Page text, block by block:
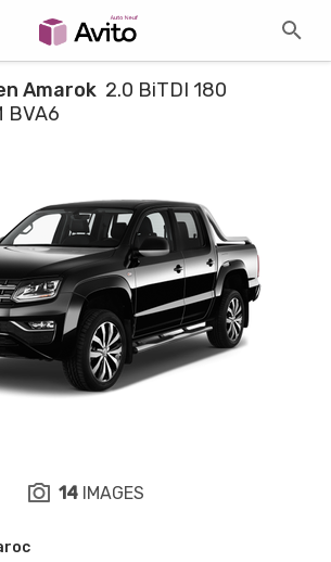
Amarok 2.0 BiTDI 180
BVA6
14 IMAGES